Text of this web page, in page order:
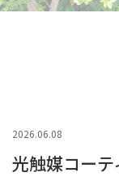
2026.06.08
光触媒コーテ